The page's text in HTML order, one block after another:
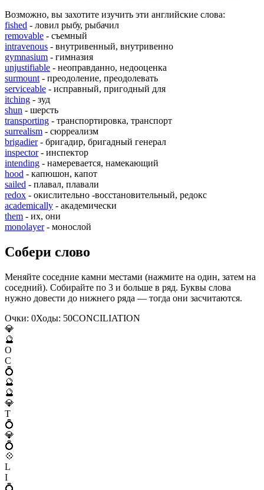
Возможно, вы захотите изучить эти английские слова:
fished - ловил рыбу, рыбачил
removable - съемный
intravenous - внутривенный, внутривенно
gymnasium - гимназия
unjustifiable - неоправданно, недооценка
surmount - преодоление, преодолевать
serviceable - исправный, пригодный для
itching - зуд
shun - шерсть
transporting - транспортировка, транспорт
surrealism - сюрреализм
brigadier- бригадир, бригадный генерал
inspector- инспектор
intending - намеревается, намекающий
hood - капюшон, капот
sailed - плавал, плавали
redox - окислительно -восстановительный, редокс
academically - академически
them - их, они
monolayer- монослой
Собери слово
Меняйте соседние камни местами (нажмите на один, затем на
соседний). Собирайте по 3 и больше в ряд. Буквы слова
нужно довести до нижнего ряда — тогда они засчитаются.
Очки: 0Ходы: 50CONCILIATION
💎
🔮
O
C
💍
🔮
🔮
💎
T
💍
💎
💍
💠
L
I
💍